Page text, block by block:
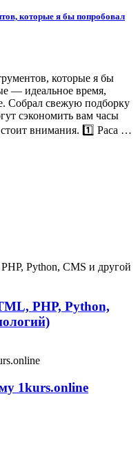
которые я бы попробовал
которые я бы
— идеальное время,
Собрал свежую подборку
сэкономить вам часы
внимания. 1️⃣ Paca …
PHP, Python,
1kurs.online